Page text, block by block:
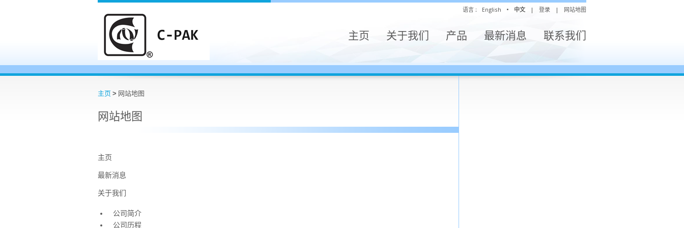
语言 : English • 中文 | 登录 | 网站地图
主页 关于我们 产品 最新消息 联系我们
主页 > 网站地图
网站地图
主页
最新消息
关于我们
公司简介
公司历程